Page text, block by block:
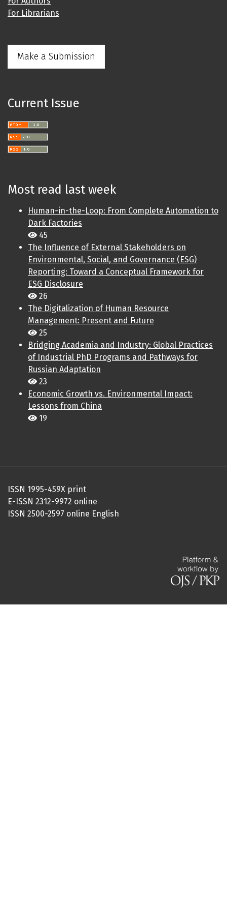
For Librarians
Make a Submission
Current Issue
Most read last week
Human-in-the-Loop: From Complete Automation to
Dark Factories
45
The Influence of External Stakeholders on
Environmental, Social, and Governance (ESG)
Reporting: Toward a Conceptual Framework for
ESG Disclosure
26
The Digitalization of Human Resource
Management: Present and Future
25
Bridging Academia and Industry: Global Practices
of Industrial PhD Programs and Pathways for
Russian Adaptation
23
Economic Growth vs. Environmental Impact:
Lessons from China
19
ISSN 1995-459X print
E-ISSN 2312-9972 online
ISSN 2500-2597 online English